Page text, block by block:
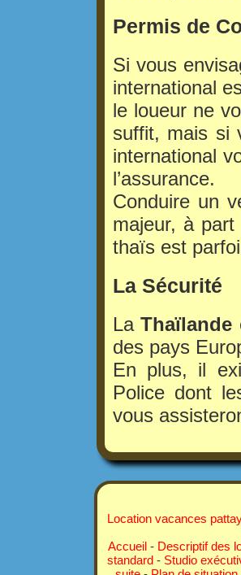
Permis de
Si vous
international
le loueur ne
suffit, mais si
international
l’assurance.
Conduire un
majeur, à part
thaïs est
La Sécurité
LaThaïlande
des pays
En plus, il
Police dont
vous
Location vacances
Accueil - Descriptif des
standard - Studio